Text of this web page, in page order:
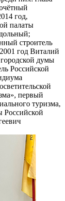
год,
палаты
строитель
год Виталий
думы
Российской
первый
туризма,
Российской